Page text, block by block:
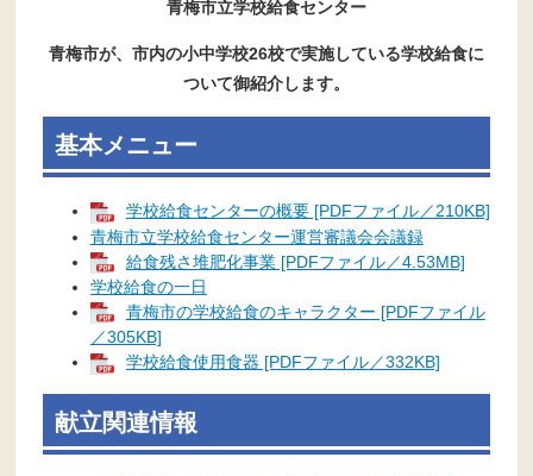
青梅市立学校給食センター
青梅市が、市内の小中学校26校で実施している学校給食に
ついて御紹介します。
基本メニュー
学校給食センターの概要 [PDFファイル／210KB]
青梅市立学校給食センター運営審議会会議録
給食残さ堆肥化事業 [PDFファイル／4.53MB]
学校給食の一日
青梅市の学校給食のキャラクター [PDFファイル
／305KB]
学校給食使用食器 [PDFファイル／332KB]
献立関連情報